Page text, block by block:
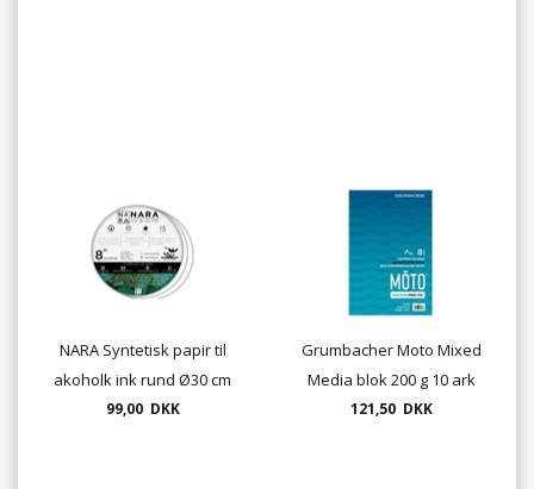
NARA Syntetisk papir til
akoholk ink rund Ø30 cm
200g 275mic 10 ark
99,00 DKK
Grumbacher Moto Mixed
Media blok 200 g 10 ark
format 22,9 x 30,5 cm
121,50 DKK